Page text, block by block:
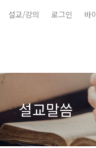
바
로그인
설교/강의
설교말씀